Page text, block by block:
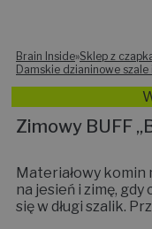
Brain Inside»Sklep z
Damskie dzianinowe szale
Zimowy BUFF
Materiałowy komin
na jesień i zimę,
się w długi szalik.